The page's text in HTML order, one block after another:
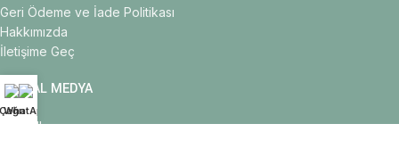
Geri Ödeme ve İade Politikası
Hakkımızda
İletişime Geç
SOSYAL MEDYA
LinkedIn
WhatApp